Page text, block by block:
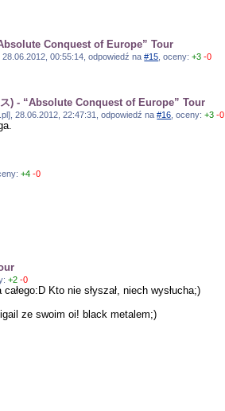
Conquest of Europe” Tour
28.06.2012, 00:55:14, odpowiedź na#15 , oceny:+3 -0
ス) - “Absolute Conquest of Europe” Tour
28.06.2012, 22:47:31, odpowiedź na#16, oceny:+3 -0
+4 -0
+2 -0
Kto nie słyszał, niech wysłucha;)
ze swoim oi! black metalem;)